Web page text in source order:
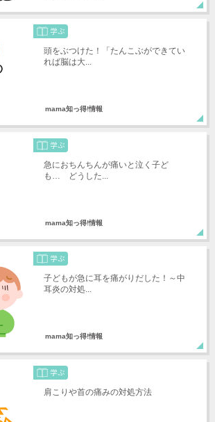
頭をぶつけた！「たんこぶができてい
れば脳は大...
mama知っ得!情報
急におちんちんが痛いと泣く子ど
も… どうした...
mama知っ得!情報
子どもが急に耳を痛がりだした！～中
耳炎の対処...
mama知っ得!情報
肩こりや首の痛みの対処方法